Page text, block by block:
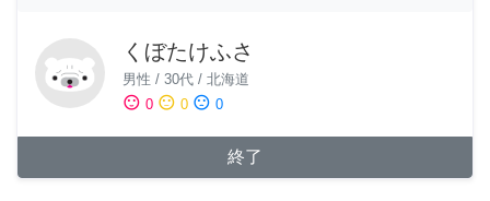
くぼたけふさ
男性 / 30代 / 北海道
sentiment_satisfied 0 sentiment_neutral 0 sentiment_dissatisfied 0
終了